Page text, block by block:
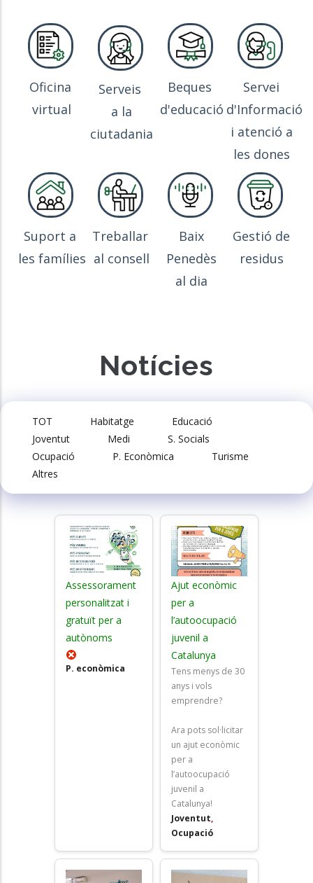
Oficina
virtual
Serveis
a la
ciutadania
Beques
d'educació
Servei
d'Informació
i atenció a
les dones
Suport a
les famílies
Treballar
al consell
Baix
Penedès
al dia
Gestió de
residus
Notícies
TOT Habitatge
Educació
Joventut
Medi
S. Socials
Ocupació
P. Econòmica
Turisme
Altres
Assessorament
personalitzat i
gratuït per a
autònoms
P. econòmica
Ajut econòmic
per a
l’autoocupació
juvenil a
Catalunya
Tens menys de 30
anys i vols
emprendre?
Ara pots sol·licitar
un ajut econòmic
per a
l’autoocupació
juvenil a
Catalunya!
Joventut,
Ocupació